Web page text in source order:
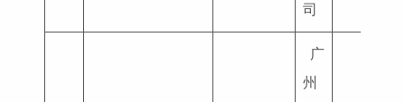
司
广
州